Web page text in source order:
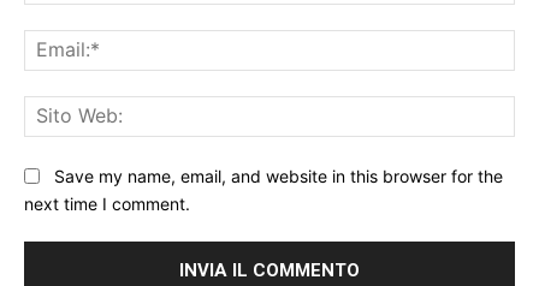
Save my name, email, and website in this browser for the
next time I comment.